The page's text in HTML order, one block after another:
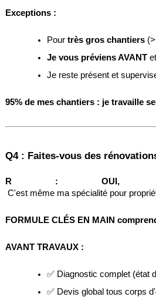
Exceptions :
Pour très gros chantiers
Je vous préviens AVANT
Je reste présent et
95% de mes chantiers : je travaille
Q4 : Faites-vous des
R :
OUI,
C'est même ma spécialité pour
FORMULE CLÉS EN MAIN
AVANT TRAVAUX :
✅ Diagnostic complet (état
✅ Devis global tous corps